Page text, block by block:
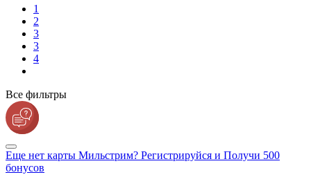
1
2
3
3
4
Все фильтры
Еще нет карты Мильстрим? Регистрируйся и Получи 500
бонусов